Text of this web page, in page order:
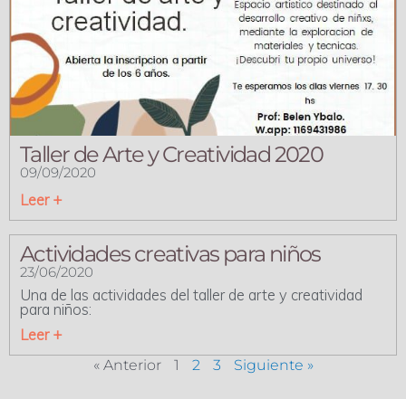
Taller de Arte y Creatividad 2020
09/09/2020
Leer +
Actividades creativas para niños
23/06/2020
Una de las actividades del taller de arte y creatividad
para niños:
Leer +
« Anterior
1 2 3 Siguiente »